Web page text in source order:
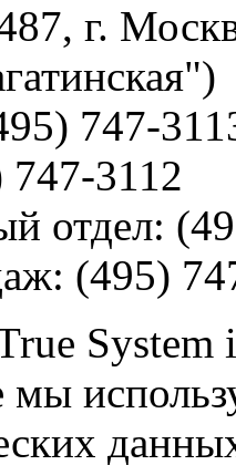
г.
747-
747-3112
отдел:
(495)
System
мы